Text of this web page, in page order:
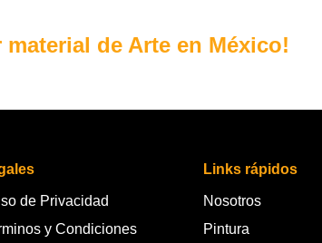
de Arte en México!
de Privacidad
y Condiciones
Links rápidos
Nosotros
Pintura